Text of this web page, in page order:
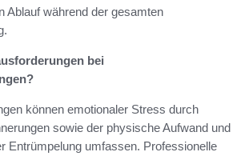
Ablauf während der gesamten
bei
können emotionaler Stress durch
sowie der physische Aufwand und
Entrümpelung umfassen. Professionelle